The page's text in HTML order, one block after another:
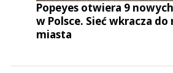
Popeyes otwiera 9
w Polsce. Sieć wkracza do
miasta